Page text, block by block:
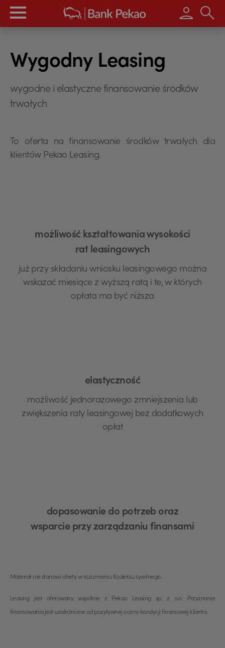
Wpisz
Wygodny Leasing
wygodne i elastyczne finansowanie środków
trwałych
To oferta na finansowanie środków trwałych dla
klientów Pekao Leasing.
możliwość kształtowania wysokości
rat leasingowych
już przy składaniu wniosku leasingowego można
wskazać miesiące z wyższą ratą i te, w których
opłata ma być niższa
elastyczność
możliwość jednorazowego zmniejszenia lub
zwiększenia raty leasingowej bez dodatkowych
opłat
dopasowanie do potrzeb oraz
wsparcie przy zarządzaniu finansami
Materiał nie stanowi oferty w rozumieniu Kodeksu cywilnego.
Leasing jest oferowany wspólnie z Pekao Leasing sp. z o.o. Przyznanie
finansowania jest uzależnione od pozytywnej oceny kondycji finansowej klienta.